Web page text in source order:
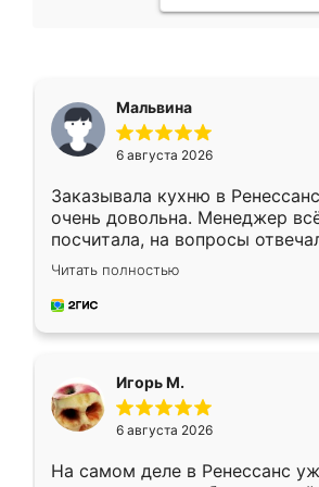
Мальвина
6 августа 2026
Заказывала кухню в
очень довольна. Менеджер
посчитала, на вопросы
Замерщик приехал в субботу,
делу со всей
за день, ребята работали
Читать полностью
Игорь М.
6 августа 2026
На самом деле в Ренессанс